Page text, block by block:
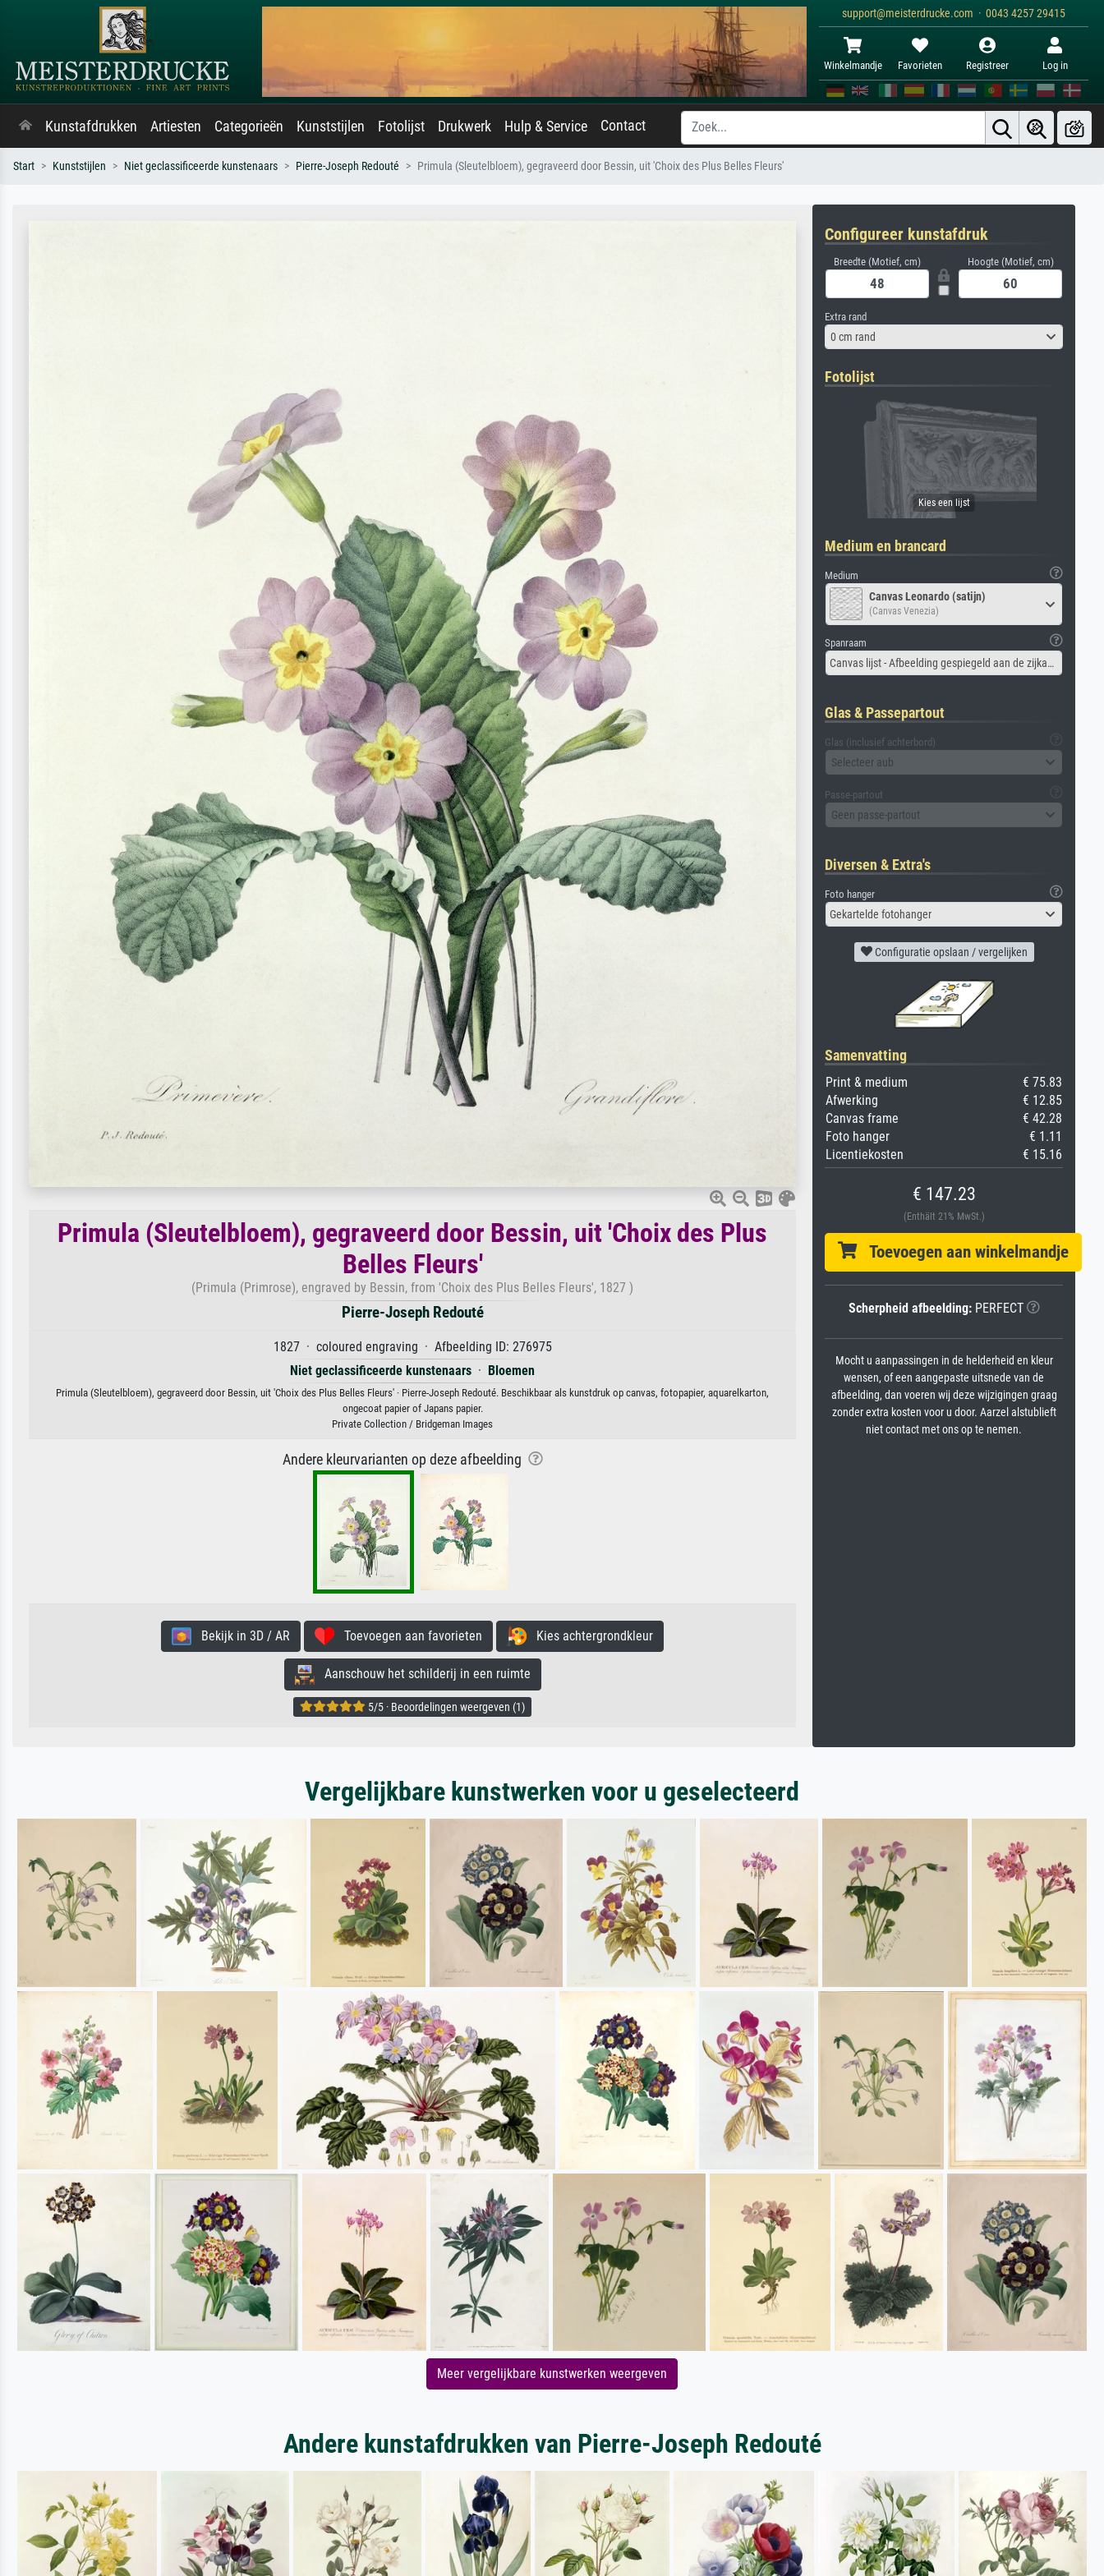
support@meisterdrucke.com · 0043 4257 29415
Winkelmandje Favorieten Registreer Log in
Kunstafdrukken Artiesten Categorieën Kunststijlen Fotolijst Drukwerk Hulp & Service Contact
Start Kunststijlen Niet geclassificeerde kunstenaars Pierre-Joseph Redouté Primula (Sleutelbloem), gegraveerd door Bessin, uit 'Choix des Plus Belles Fleurs'
Primula (Sleutelbloem), gegraveerd door Bessin, uit 'Choix des Plus
Belles Fleurs'
(Primula (Primrose), engraved by Bessin, from 'Choix des Plus Belles Fleurs', 1827 )
Pierre-Joseph Redouté
1827 · coloured engraving · Afbeelding ID: 276975
Niet geclassificeerde kunstenaars · Bloemen
Primula (Sleutelbloem), gegraveerd door Bessin, uit 'Choix des Plus Belles Fleurs' · Pierre-Joseph Redouté. Beschikbaar als kunstdruk op canvas, fotopapier, aquarelkarton,
ongecoat papier of Japans papier.
Private Collection / Bridgeman Images
Andere kleurvarianten op deze afbeelding
Bekijk in 3D / AR Toevoegen aan favorieten Kies achtergrondkleur
Aanschouw het schilderij in een ruimte
5/5 · Beoordelingen weergeven (1)
Configureer kunstafdruk
Breedte (Motief, cm) Hoogte (Motief, cm)
Extra rand
0 cm rand
Fotolijst
Medium en brancard
Medium
Canvas Leonardo (satijn)
(Canvas Venezia)
Spanraam
Canvas lijst - Afbeelding gespiegeld aan de zijkant
Glas & Passepartout
Glas (inclusief achterbord)
Selecteer aub
Passe-partout
Geen passe-partout
Diversen & Extra's
Foto hanger
Gekartelde fotohanger
Configuratie opslaan / vergelijken
Samenvatting
Print & medium
€ 75.83
Afwerking
€ 12.85
Canvas frame
€ 42.28
Foto hanger
€ 1.11
Licentiekosten
€ 15.16
€ 147.23
(Enthält 21% MwSt.)
Toevoegen aan winkelmandje
Scherpheid afbeelding:PERFECT
Mocht u aanpassingen in de helderheid en kleur
wensen, of een aangepaste uitsnede van de
afbeelding, dan voeren wij deze wijzigingen graag
zonder extra kosten voor u door. Aarzel alstublieft
niet contact met ons op te nemen.
Vergelijkbare kunstwerken voor u geselecteerd
Meer vergelijkbare kunstwerken weergeven
Andere kunstafdrukken van Pierre-Joseph Redouté